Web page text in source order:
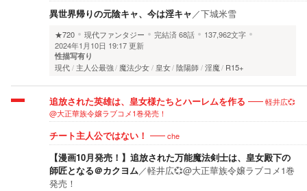
異世界帰りの元陰キャ、今は淫キャ／下城米雪
★720 現代ファンタジー 完結済68話
137,962文字
2024年1月10日 19:17 更新
性描写有り
現代 主人公最強 魔法少女 皇女 陰陽師 淫魔 R15+
追放された英雄は、皇女様たちとハーレムを作る
軽井広💞
@大正華族令嬢ラブコメ1巻発売！
チート主人公ではない！ che
【漫画10月発売！】追放された万能魔法剣士は、皇女殿下の
師匠となる＠カクヨム／軽井広💞@大正華族令嬢ラブコメ1巻
発売！